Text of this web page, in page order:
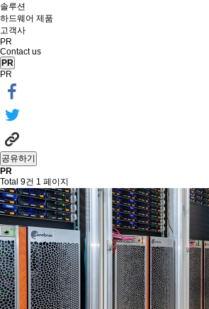
솔루션
하드웨어 제품
고객사
PR
Contact us
PR
PR
공유하기
PR
Total 9건 1 페이지